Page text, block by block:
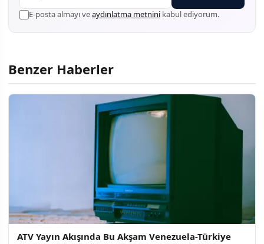
E-posta almayı veaydınlatma metnini kabul ediyorum.
Benzer Haberler
ATV Yayın Akışında Bu Akşam Venezuela-Türkiye